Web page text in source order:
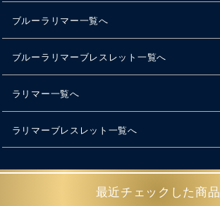
ブルーラリマー一覧へ
ブルーラリマーブレスレット一覧へ
ラリマー一覧へ
ラリマーブレスレット一覧へ
最近チェックした商品